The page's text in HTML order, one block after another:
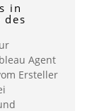
in
Agent
Ersteller